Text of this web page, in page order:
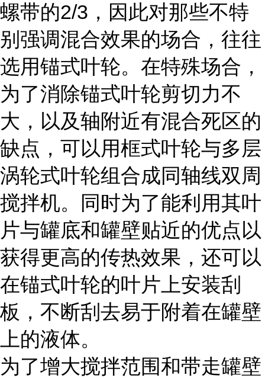
螺带的2/3，因此对那些不特
别强调混合效果的场合，往往
选用锚式叶轮。在特殊场合，
为了消除锚式叶轮剪切力不
大，以及轴附近有混合死区的
缺点，可以用框式叶轮与多层
涡轮式叶轮组合成同轴线双周
搅拌机。同时为了能利用其叶
片与罐底和罐壁贴近的优点以
获得更高的传热效果，还可以
在锚式叶轮的叶片上安装刮
板，不断刮去易于附着在罐壁
上的液体。
为了增大搅拌范围和带走罐壁